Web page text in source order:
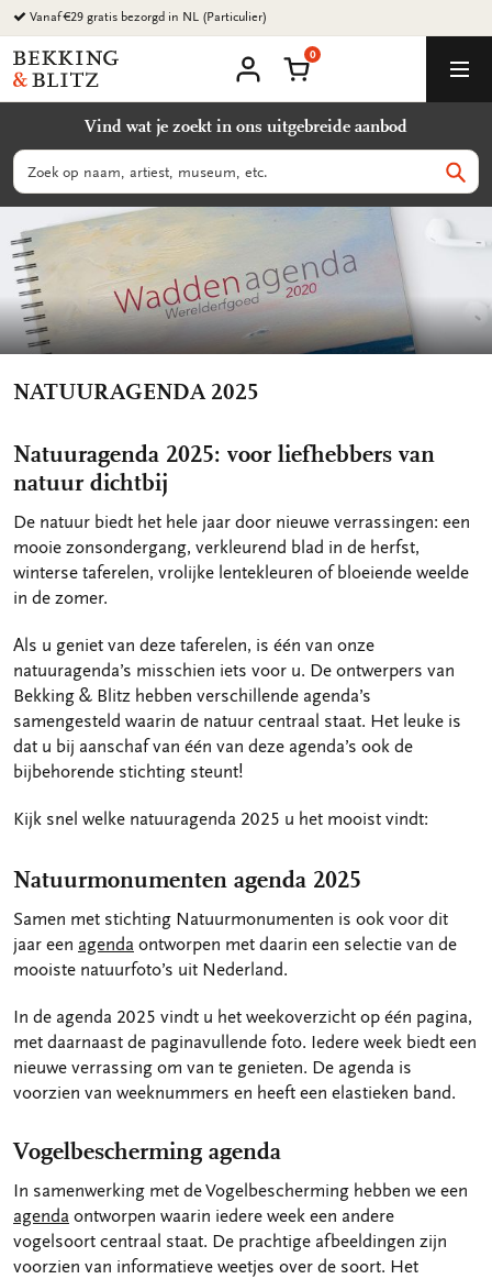
Ga
naar
content
Vanaf €29 gratis bezorgd in NL (Particulier)
Bekking
&
B.V.
account
Winkelmand
0
Vind wat je zoekt in ons uitgebreide aanbod
Zoeken
NATUURAGENDA 2025
Natuuragenda 2025: voor liefhebbers van
natuur dichtbij
De natuur biedt het hele jaar door nieuwe verrassingen: een
mooie zonsondergang, verkleurend blad in de herfst,
winterse taferelen, vrolijke lentekleuren of bloeiende weelde
in de zomer.
Als u geniet van deze taferelen, is één van onze
natuuragenda’s misschien iets voor u. De ontwerpers van
Bekking & Blitz hebben verschillende agenda’s
samengesteld waarin de natuur centraal staat. Het leuke is
dat u bij aanschaf van één van deze agenda’s ook de
bijbehorende stichting steunt!
Kijk snel welke natuuragenda 2025 u het mooist vindt:
Natuurmonumenten agenda 2025
Samen met stichting Natuurmonumenten is ook voor dit
jaar een agenda ontworpen met daarin een selectie van de
mooiste natuurfoto’s uit Nederland.
In de agenda 2025 vindt u het weekoverzicht op één pagina,
met daarnaast de paginavullende foto. Iedere week biedt een
nieuwe verrassing om van te genieten. De agenda is
voorzien van weeknummers en heeft een elastieken band.
Vogelbescherming agenda
In samenwerking met de Vogelbescherming hebben we een
agenda ontworpen waarin iedere week een andere
vogelsoort centraal staat. De prachtige afbeeldingen zijn
voorzien van informatieve weetjes over de soort. Het